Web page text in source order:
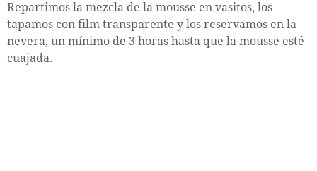
Repartimos la mezcla de la mousse en vasitos, los
tapamos con film transparente y los reservamos en la
nevera, un mínimo de 3 horas hasta que la mousse esté
cuajada.